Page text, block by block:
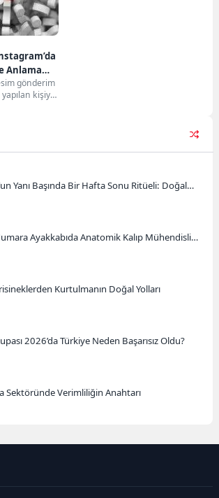
Anlama
gönderim
kişiye
Yanı Başında Bir Hafta Sonu Ritüeli: Doğal
Ayakkabıda Anatomik Kalıp Mühendisliği
Kurtulmanın Doğal Yolları
2026’da Türkiye Neden Başarısız Oldu?
Sektöründe Verimliliğin Anahtarı